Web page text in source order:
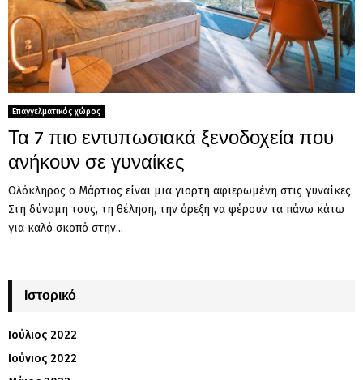
Επαγγελματικός χώρος
Τα 7 πιο εντυπωσιακά ξενοδοχεία που
ανήκουν σε γυναίκες
Ολόκληρος ο Μάρτιος είναι μια γιορτή αφιερωμένη στις γυναίκες.
Στη δύναμη τους, τη θέληση, την όρεξη να φέρουν τα πάνω κάτω
για καλό σκοπό στην...
Ιστορικό
Ιούλιος 2022
Ιούνιος 2022